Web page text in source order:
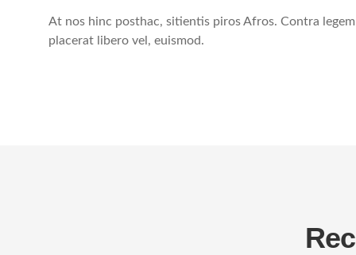
At nos hinc posthac, sitientis piros Afros. Contra
placerat libero vel, euismod.